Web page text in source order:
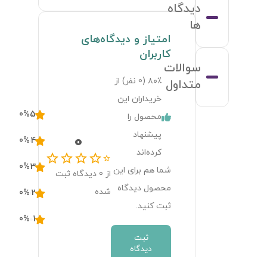
دیدگاه
ها
سوالات
متداول
امتیاز و دیدگاه‌های
کاربران
۸۰٪ ( 0 نفر) از
خریداران این
محصول را
پیشنهاد
کرده‌اند
شما هم برای این
محصول دیدگاه
ثبت کنید.
ثبت
دیدگاه
0
از 0 دیدگاه ثبت
شده
5
0%
4
0%
3
0%
2
0%
1
0%